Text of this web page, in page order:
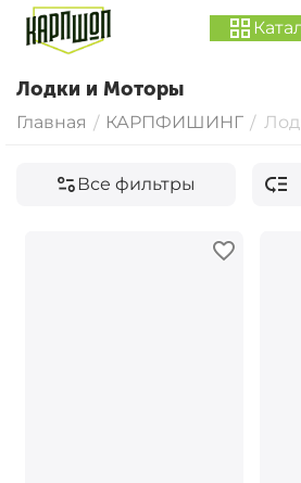
Лодки и Моторы
Главная / КАРПФИШИНГ /
Все фильтры